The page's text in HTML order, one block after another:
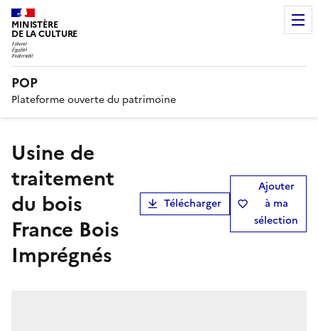
MINISTÈRE
DE LA CULTURE
POP
Plateforme ouverte du patrimoine
usine de
traitement
du bois
France Bois
Imprégnés
Télécharger
Ajouter
à ma
sélection